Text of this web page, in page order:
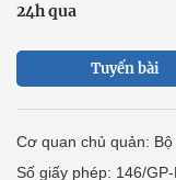
24h qua
Tuyến bài
Cơ quan chủ quản:
Số giấy phép: 146/